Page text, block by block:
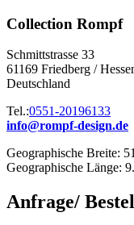
Collection Rompf
Schmittstrasse 33
61169 Friedberg /
Deutschland
Tel.:0551-20196133
info@rompf-design.de
Geographische Breite:
Geographische Länge:
Anfrage/